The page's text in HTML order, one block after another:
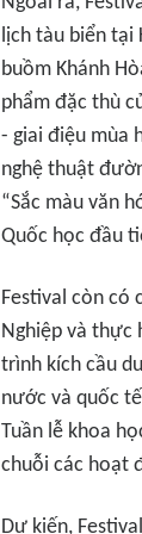
lịch tàu biển tại
buồm Khánh
phẩm đặc thù
- giai điệu mùa
nghệ thuật
“Sắc màu văn
Quốc học đầu
Festival còn có
Nghiệp và thực
trình kích cầu
nước và quốc
Tuần lễ khoa
chuỗi các hoạt
Dự kiến,